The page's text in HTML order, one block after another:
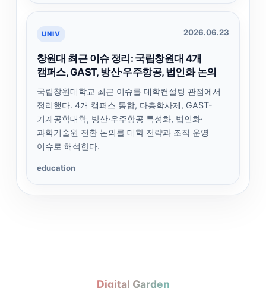
UNIV 2026.06.23
창원대 최근 이슈 정리: 국립창원대 4개
캠퍼스, GAST, 방산·우주항공, 법인화 논의
국립창원대학교 최근 이슈를 대학컨설팅 관점에서
정리했다. 4개 캠퍼스 통합, 다층학사제, GAST-
기계공학대학, 방산·우주항공 특성화, 법인화·
과학기술원 전환 논의를 대학 전략과 조직 운영
이슈로 해석한다.
education
Digital Garden